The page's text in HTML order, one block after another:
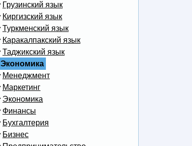
Грузинский язык
Киргизский язык
Туркменский язык
Каракалпакский язык
Таджикский язык
Экономика
Менеджмент
Маркетинг
Экономика
Финансы
Бухгалтерия
Бизнес